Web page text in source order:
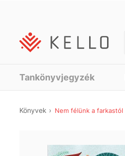
Tankönyvjegyzék
Könyvek Nem félünk a farkastól